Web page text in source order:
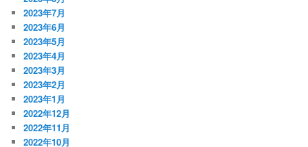
2023年7月
2023年6月
2023年5月
2023年4月
2023年3月
2023年2月
2023年1月
2022年12月
2022年11月
2022年10月